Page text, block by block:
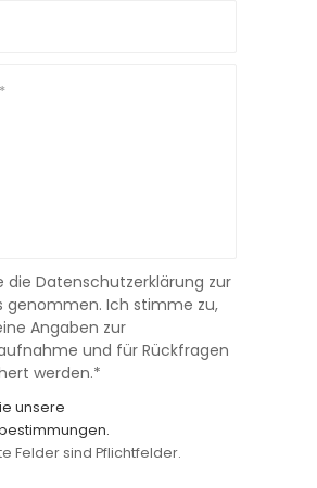
die Datenschutzerklärung zur
genommen. Ich stimme zu,
Angaben zur
und für Rückfragen
werden.*
unsere
Felder sind Pflichtfelder.